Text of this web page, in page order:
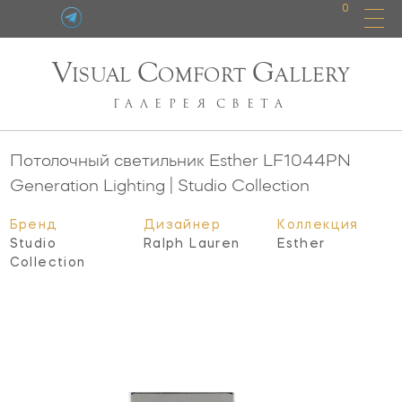
0
VISUAL COMFORT GALLERY
ГАЛЕРЕЯ СВЕТА
Потолочный светильник Esther LF1044PN
Generation Lighting | Studio Collection
Бренд
Studio
Collection
Дизайнер
Ralph Lauren
Коллекция
Esther